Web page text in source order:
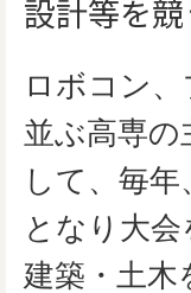
設計等を
ロボコン
並ぶ高専の
して、毎
となり大会
建築・土木